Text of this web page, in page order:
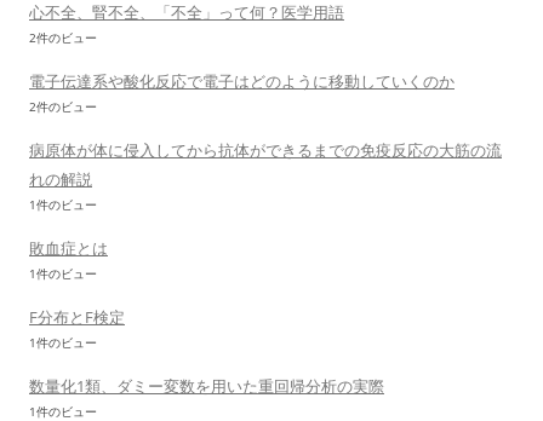
心不全、腎不全、「不全」って何？医学用語
2件のビュー
電子伝達系や酸化反応で電子はどのように移動していくのか
2件のビュー
病原体が体に侵入してから抗体ができるまでの免疫反応の大筋の流
れの解説
1件のビュー
敗血症とは
1件のビュー
F分布とF検定
1件のビュー
数量化1類、ダミー変数を用いた重回帰分析の実際
1件のビュー